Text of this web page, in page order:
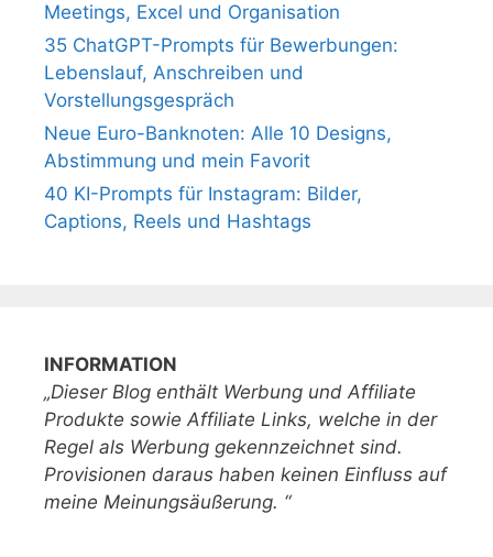
Meetings, Excel und Organisation
35 ChatGPT-Prompts für Bewerbungen:
Lebenslauf, Anschreiben und
Vorstellungsgespräch
Neue Euro-Banknoten: Alle 10 Designs,
Abstimmung und mein Favorit
40 KI-Prompts für Instagram: Bilder,
Captions, Reels und Hashtags
INFORMATION
„Dieser Blog enthält Werbung und Affiliate
Produkte sowie Affiliate Links, welche in der
Regel als Werbung gekennzeichnet sind.
Provisionen daraus haben keinen Einfluss auf
meine Meinungsäußerung. “